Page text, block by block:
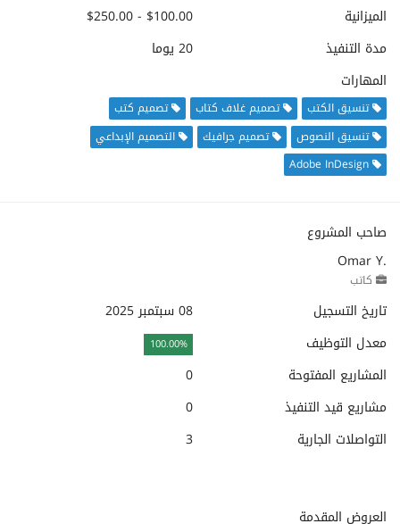
الميزانية
$100.00 - $250.00
مدة التنفيذ
20 يوما
المهارات
تنسيق الكتب تصميم غلاف كتاب
تصميم كتب
تنسيق النصوص
تصميم جرافيك
التصميم الإبداعي
Adobe InDesign
صاحب المشروع
Omar Y.
كاتب
تاريخ التسجيل
08 سبتمبر 2025
معدل التوظيف
100.00%
المشاريع المفتوحة
0
مشاريع قيد التنفيذ
0
التواصلات الجارية
3
العروض المقدمة